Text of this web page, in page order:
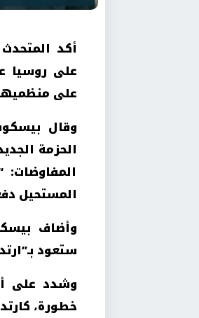
أكد
على روسيا
على
وقال
الحزمة
المستحيل
وأضاف
ستعود
وشدد على
خطورة،